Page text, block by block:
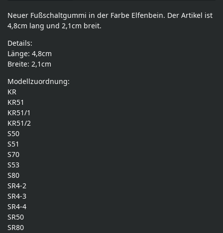
Neuer Fußschaltgummi in der Farbe Elfenbein. Der Artikel ist
4,8cm lang und 2,1cm breit.
Details:
Länge: 4,8cm
Breite: 2,1cm
Modellzuordnung:
KR
KR51
KR51/1
KR51/2
S50
S51
S70
S53
S80
SR4-2
SR4-3
SR4-4
SR50
SR80